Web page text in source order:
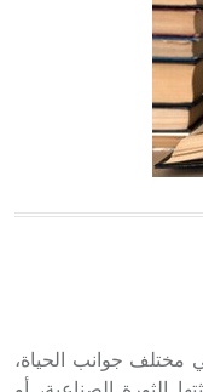
في البحر ويتركب
شديد الحمرة وهو
اعتمادها مصطلحاً
مختلف جوانب الحياة،